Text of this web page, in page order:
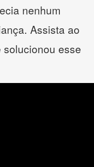
nenhum
Assista ao
esse